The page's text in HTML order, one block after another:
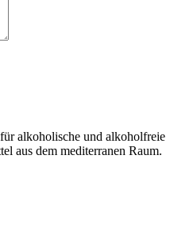
alkoholische und alkoholfreie
aus dem mediterranen Raum.